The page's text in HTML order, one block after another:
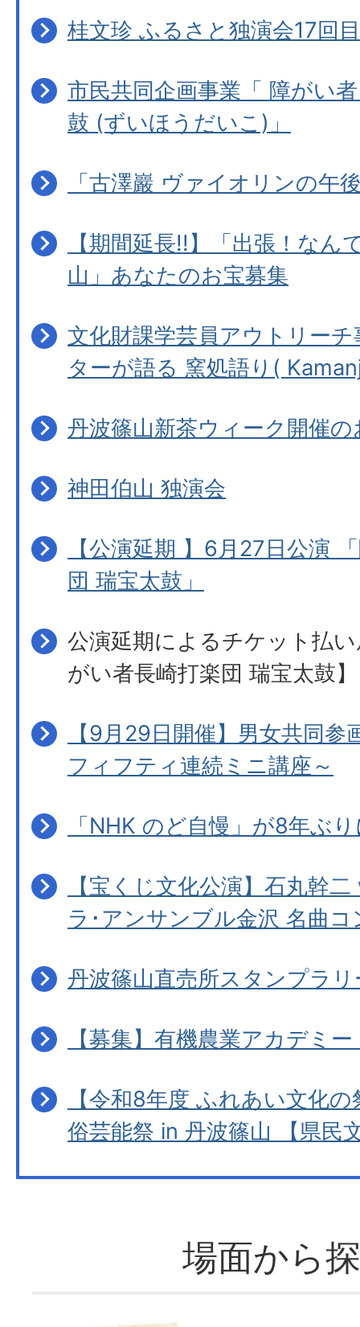
桂文珍 ふるさと独演会17回目
市民共同企画事業「 障がい
鼓 (ずいほうだいこ)」
「古澤巖 ヴァイオリンの午
【期間延長!!】「出張！なん
山」あなたのお宝募集
文化財課学芸員アウトリー
ターが語る 窯処語り(
丹波篠山新茶ウィーク開催
神田伯山 独演会
【公演延期 】6月27日公演
団 瑞宝太鼓」
公演延期によるチケット払
がい者長崎打楽団 瑞宝太鼓】
【9月29日開催】男女共同
フィフティ連続ミニ講座～
「NHK のど自慢」が8年ぶ
【宝くじ文化公演】石丸幹
ラ･アンサンブル金沢 名曲コ
丹波篠山直売所スタンプラ
【募集】有機農業アカデミ
【令和8年度 ふれあい文化
俗芸能祭 in 丹波篠山 【県民
場面から